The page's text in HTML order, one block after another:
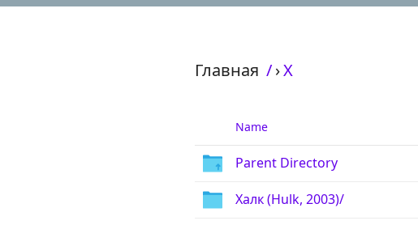
Главная /›Х
Name
Parent Directory
Халк (Hulk, 2003)/